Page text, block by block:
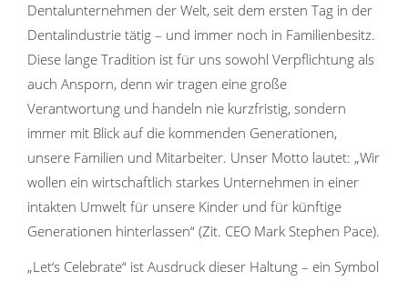
Dentalunternehmen der Welt, seit dem ersten Tag in der
Dentalindustrie tätig – und immer noch in Familienbesitz.
Diese lange Tradition ist für uns sowohl Verpflichtung als
auch Ansporn, denn wir tragen eine große
Verantwortung und handeln nie kurzfristig, sondern
immer mit Blick auf die kommenden Generationen,
unsere Familien und Mitarbeiter. Unser Motto lautet: „Wir
wollen ein wirtschaftlich starkes Unternehmen in einer
intakten Umwelt für unsere Kinder und für künftige
Generationen hinterlassen“ (Zit. CEO Mark Stephen Pace).
„Let‘s Celebrate“ ist Ausdruck dieser Haltung – ein Symbol